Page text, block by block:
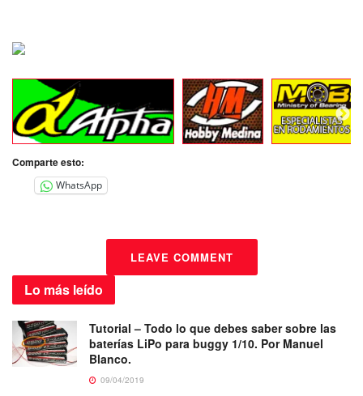
Comparte esto:
WhatsApp
LEAVE COMMENT
Lo más leído
Tutorial – Todo lo que debes saber sobre las
baterías LiPo para buggy 1/10. Por Manuel
Blanco.
09/04/2019